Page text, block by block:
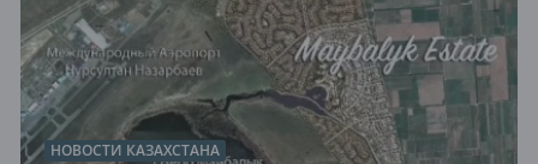
НОВОСТИ КАЗАХСТАНА